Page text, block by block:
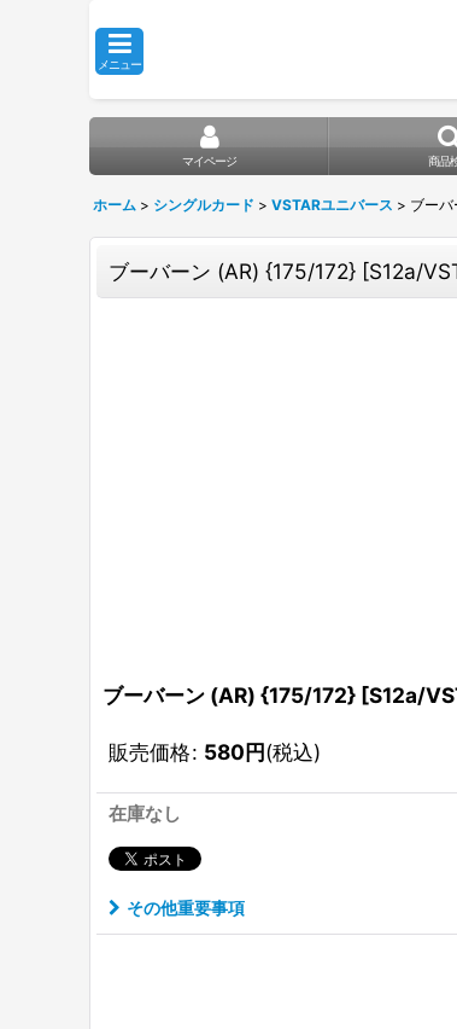
メニュー
マイページ 商品
ホーム > シングルカード > VSTARユニバース > ブー
ブーバーン (AR) {175/172} [S12a/
ブーバーン (AR) {175/172} [S12a/
販売価格: 580円(税込)
在庫なし
その他重要事項